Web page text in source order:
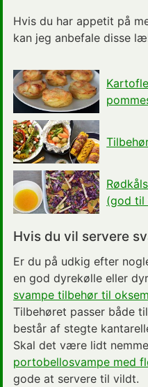
Hvis du har appetit på
kan jeg anbefale disse
(god til
Hvis du vil servere
Er du på udkig efter
en god dyrekølle eller
svampe tilbehør til
Tilbehøret passer både
består af stegte
Skal det være lidt
portobellosvampe med
gode at servere til vildt.